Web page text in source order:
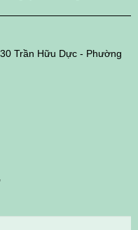
Trần Hữu Dực - Phường